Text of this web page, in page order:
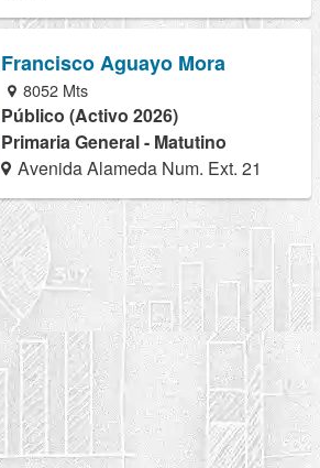
Francisco Aguayo Mora
8052 Mts
Público (Activo 2026)
Primaria General - Matutino
Avenida Alameda Num. Ext. 21